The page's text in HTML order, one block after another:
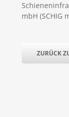
mbH (SCHIG
ZURÜCK